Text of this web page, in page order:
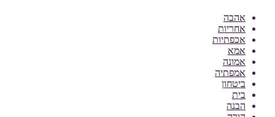
אהבה
אחריות
אכפתיות
אמא
אמונה
אמפתיה
ביטחון
בית
הבנה